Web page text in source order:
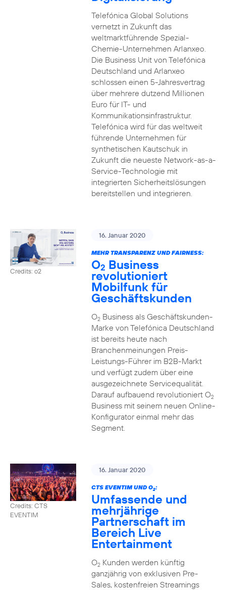
Telefónica Global Solutions
vernetzt in Zukunft das
weltmarktführende Spezial-
Chemie-Unternehmen Arlanxeo.
Die Business Unit von Telefónica
Deutschland und Arlanxeo
schlossen einen 5-Jahresvertrag
über mehrere dutzend Millionen
Euro für IT- und
Kommunikationsinfrastruktur.
Telefónica wird für das weltweit
führende Unternehmen für
synthetischen Kautschuk in
Zukunft die neueste Network-as-a-
Service-Technologie mit
integrierten Sicherheitslösungen
bereitstellen und integrieren.
Credits: o2
16. Januar 2020
MEHR TRANSPARENZ UND FAIRNESS:
O2 Business
revolutioniert
Mobilfunk für
Geschäftskunden
O2Business als Geschäftskunden-
Marke von Telefónica Deutschland
ist bereits heute nach
Branchenmeinungen Preis-
Leistungs-Führer im B2B-Markt
und verfügt zudem über eine
ausgezeichnete Servicequalität.
Darauf aufbauend revolutioniert O2
Business mit seinem neuen Online-
Konfigurator einmal mehr das
Segment.
Credits: CTS
EVENTIM
16. Januar 2020
CTS EVENTIM UND O2:
Umfassende und
mehrjährige
Partnerschaft im
Bereich Live
Entertainment
O2Kunden werden künftig
ganzjährig von exklusiven Pre-
Sales, kostenfreien Streamings